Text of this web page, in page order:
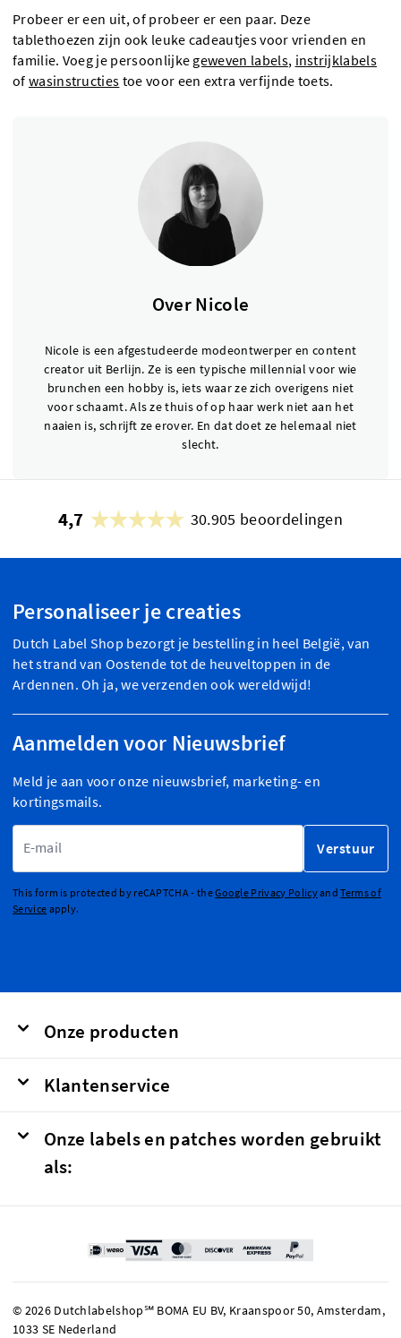
Probeer er een uit, of probeer er een paar. Deze
tablethoezen zijn ook leuke cadeautjes voor vrienden en
familie. Voeg je persoonlijke geweven labels, instrijklabels
of wasinstructies toe voor een extra verfijnde toets.
Over Nicole
Nicole is een afgestudeerde modeontwerper en content
creator uit Berlijn. Ze is een typische millennial voor wie
brunchen een hobby is, iets waar ze zich overigens niet
voor schaamt. Als ze thuis of op haar werk niet aan het
naaien is, schrijft ze erover. En dat doet ze helemaal niet
slecht.
4,7 30.905 beoordelingen
Personaliseer je creaties
Dutch Label Shop bezorgt je bestelling in heel België, van
het strand van Oostende tot de heuveltoppen in de
Ardennen. Oh ja, we verzenden ook wereldwijd!
Aanmelden voor Nieuwsbrief
Meld je aan voor onze nieuwsbrief, marketing- en
kortingsmails.
Verstuur
This form is protected by reCAPTCHA - theGoogle Privacy PolicyandTerms of
Service apply.
Onze producten
Klantenservice
Onze labels en patches worden gebruikt
als:
© 2026 Dutchlabelshop℠ BOMA EU BV, Kraanspoor 50, Amsterdam,
1033 SE Nederland